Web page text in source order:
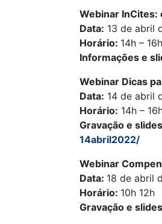
Webinar InCites:
Data: 13 de abril
Horário: 14h – 16h
Informações e
Webinar Dicas
Data: 14 de abril
Horário: 14h –
Gravação e
14abril2022/
Webinar
Data: 18 de abril
Horário: 10h 12h
Gravação e